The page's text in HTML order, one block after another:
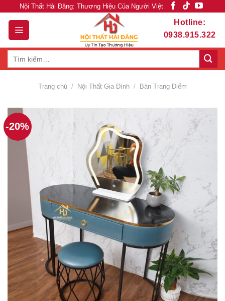
content
Nội Thất Hải Đăng: Thương Hiệu Của Người Việt
Hotline:
0938.915.322
Trang chủ / Nội Thất Gia Đình / Bàn Trang Điểm
-20%